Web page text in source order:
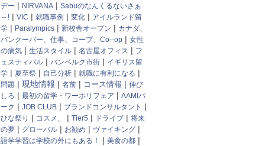
デー | NIRVANA | Sabuのなんくるないさぁ
～! | VIC | 就職事例 | 変化 | アイルランド留
学 | Paralympics | 新校舎オープン | カナダ、
バンクーバー、仕事、コープ、Co--op | 女性
の病気 | 生活スタイル | 名古屋オフィス | フ
ェスティバル | バンベルク市街 | イギリス留
学 | 夏至祭 | 自己分析 | 就職に有利になる |
問題 | 現地情報 | 名前 | コース情報 | 伸び
しろ | 最初の留学・ワーホリフェア | AAMIパ
ーク | JOB CLUB | ブランドコンサルタント |
ひな祭り | コスメ、 | Tier5 | ドライブ | 将来
の夢 | グローバル | お勧め | ヴァイキング |
語学学習は学校の外にもある！ | 美食の都 |